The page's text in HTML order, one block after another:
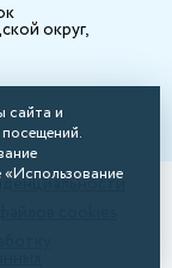
округ,
cookies
сайта и